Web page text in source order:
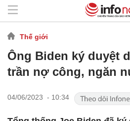
Thế giới
Ông Biden ký duyệt
trần nợ công, ngăn
04/06/2023 - 10:34